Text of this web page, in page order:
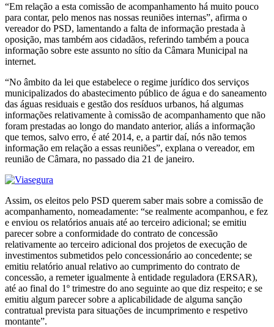
“Em relação a esta comissão de acompanhamento há muito pouco
para contar, pelo menos nas nossas reuniões internas”, afirma o
vereador do PSD, lamentando a falta de informação prestada à
oposição, mas também aos cidadãos, referindo também a pouca
informação sobre este assunto no sítio da Câmara Municipal na
internet.
“No âmbito da lei que estabelece o regime jurídico dos serviços
municipalizados do abastecimento público de água e do saneamento
das águas residuais e gestão dos resíduos urbanos, há algumas
informações relativamente à comissão de acompanhamento que não
foram prestadas ao longo do mandato anterior, aliás a informação
que temos, salvo erro, é até 2014, e, a partir daí, nós não temos
informação em relação a essas reuniões”, explana o vereador, em
reunião de Câmara, no passado dia 21 de janeiro.
Assim, os eleitos pelo PSD querem saber mais sobre a comissão de
acompanhamento, nomeadamente: “se realmente acompanhou, e fez
e enviou os relatórios anuais até ao terceiro adicional; se emitiu
parecer sobre a conformidade do contrato de concessão
relativamente ao terceiro adicional dos projetos de execução de
investimentos submetidos pelo concessionário ao concedente; se
emitiu relatório anual relativo ao cumprimento do contrato de
concessão, a remeter igualmente à entidade reguladora (ERSAR),
até ao final do 1º trimestre do ano seguinte ao que diz respeito; e se
emitiu algum parecer sobre a aplicabilidade de alguma sanção
contratual prevista para situações de incumprimento e respetivo
montante”.